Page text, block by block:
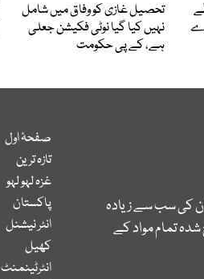
تحصیل غازی کو وفاق میں شامل
نہیں کیا گیا نوٹی فکیشن جعلی
ہے، کے پی حکومت
کی سب سے زیادہ
تمام مواد کے
صفحۂ اول
تازہ ترین
غزہ لہو لہو
پاکستان
انٹر نیشنل
کھیل
انٹرٹینمنٹ